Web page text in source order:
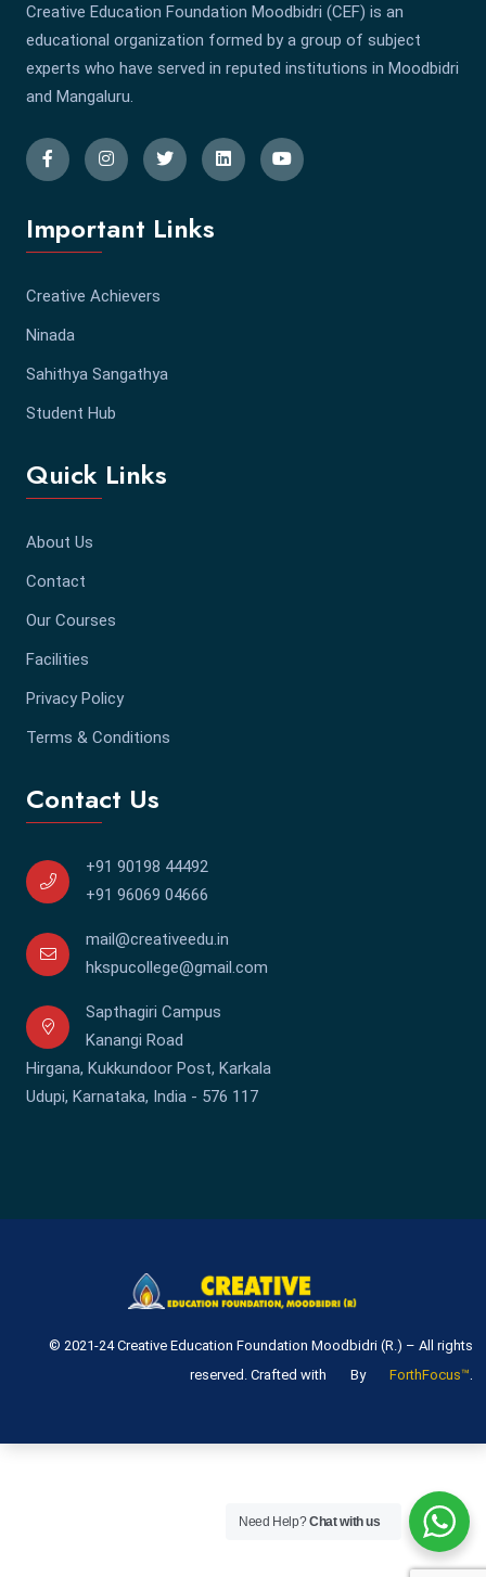
Creative Education Foundation Moodbidri (CEF) is an
educational organization formed by a group of subject
experts who have served in reputed institutions in Moodbidri
and Mangaluru.
Important Links
Creative Achievers
Ninada
Sahithya Sangathya
Student Hub
Quick Links
About Us
Contact
Our Courses
Facilities
Privacy Policy
Terms & Conditions
Contact Us
+91 90198 44492
+91 96069 04666
mail@creativeedu.in
hkspucollege@gmail.com
Sapthagiri Campus
Kanangi Road
Hirgana, Kukkundoor Post, Karkala
Udupi, Karnataka, India - 576 117
© 2021-24 Creative Education Foundation Moodbidri (R.) – All rights
reserved. Crafted with
By ForthFocus™.
Need Help?Chat with us